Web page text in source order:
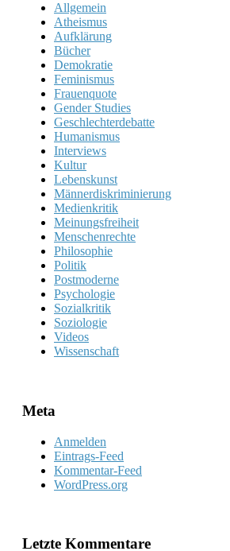
Allgemein
Atheismus
Aufklärung
Bücher
Demokratie
Feminismus
Frauenquote
Gender Studies
Geschlechterdebatte
Humanismus
Interviews
Kultur
Lebenskunst
Männerdiskriminierung
Medienkritik
Meinungsfreiheit
Menschenrechte
Philosophie
Politik
Postmoderne
Psychologie
Sozialkritik
Soziologie
Videos
Wissenschaft
Meta
Anmelden
Eintrags-Feed
Kommentar-Feed
WordPress.org
Letzte Kommentare